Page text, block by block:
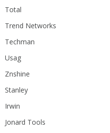
Total
Trend Networks
Techman
Usag
Znshine
Stanley
Irwin
Jonard Tools